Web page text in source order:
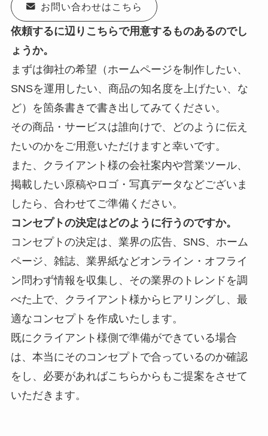
お問い合わせはこちら
依頼するに辺りこちらで用意するものあるのでし
ょうか。
まずは御社の希望（ホームページを制作したい、
SNSを運用したい、商品の知名度を上げたい、な
ど）を箇条書きで書き出してみてください。
その商品・サービスは誰向けで、どのように伝え
たいのかをご用意いただけますと幸いです。
また、クライアント様の会社案内や営業ツール、
掲載したい原稿やロゴ・写真データなどございま
したら、合わせてご準備ください。
コンセプトの決定はどのように行うのですか。
コンセプトの決定は、業界の広告、SNS、ホーム
ページ、雑誌、業界紙などオンライン・オフライ
ン問わず情報を収集し、その業界のトレンドを調
べた上で、クライアント様からヒアリングし、最
適なコンセプトを作成いたします。
既にクライアント様側で準備ができている場合
は、本当にそのコンセプトで合っているのか確認
をし、必要があればこちらからもご提案をさせて
いただきます。